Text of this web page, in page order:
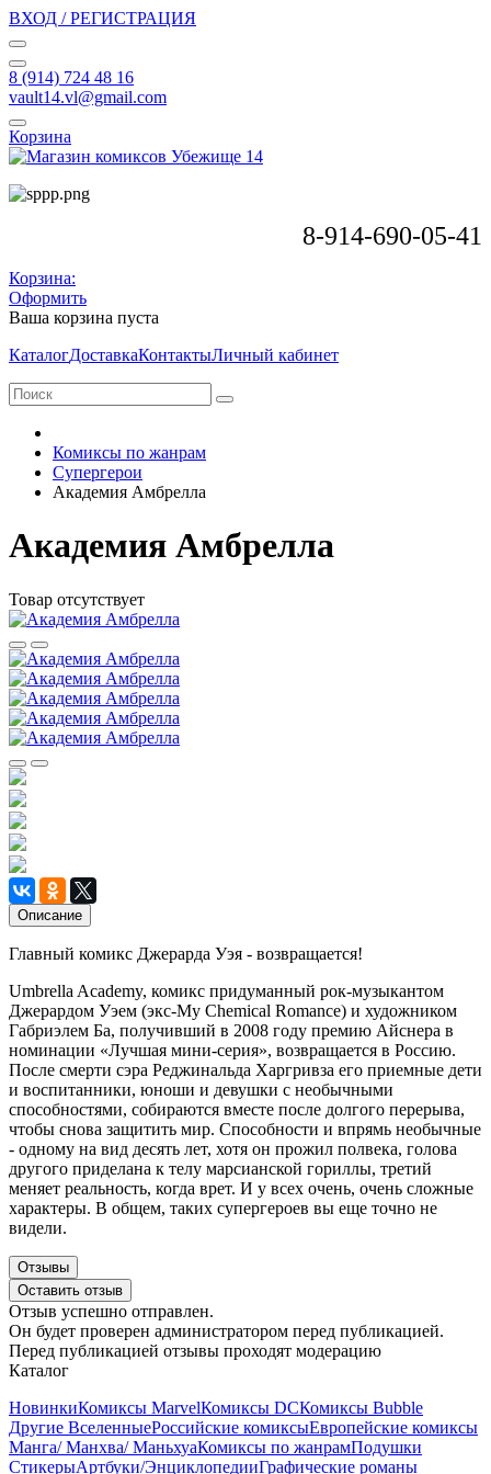
ВХОД / РЕГИСТРАЦИЯ
8 (914) 724 48 16
vault14.vl@gmail.com
Корзина
8-914-690-05-41
Корзина:
Оформить
Ваша корзина пуста
КаталогДоставкаКонтактыЛичный кабинет
Комиксы по жанрам
Супергерои
Академия Амбрелла
Академия Амбрелла
Товар отсутствует
Описание
Главный комикс Джерарда Уэя - возвращается!
Umbrella Academy, комикс придуманный рок-музыкантом
Джерардом Уэем (экс-My Chemical Romance) и художником
Габриэлем Ба, получивший в 2008 году премию Айснера в
номинации «Лучшая мини-серия», возвращается в Россию.
После смерти сэра Реджинальда Харгривза его приемные дети
и воспитанники, юноши и девушки с необычными
способностями, собираются вместе после долгого перерыва,
чтобы снова защитить мир. Способности и впрямь необычные
- одному на вид десять лет, хотя он прожил полвека, голова
другого приделана к телу марсианской гориллы, третий
меняет реальность, когда врет. И у всех очень, очень сложные
характеры. В общем, таких супергероев вы еще точно не
видели.
Отзывы
Оставить отзыв
Отзыв успешно отправлен.
Он будет проверен администратором перед публикацией.
Перед публикацией отзывы проходят модерацию
Каталог
НовинкиКомиксы MarvelКомиксы DCКомиксы Bubble
Другие ВселенныеРоссийские комиксыЕвропейские комиксы
Манга/ Манхва/ МаньхуаКомиксы по жанрамПодушки
СтикерыАртбуки/ЭнциклопедииГрафические романы